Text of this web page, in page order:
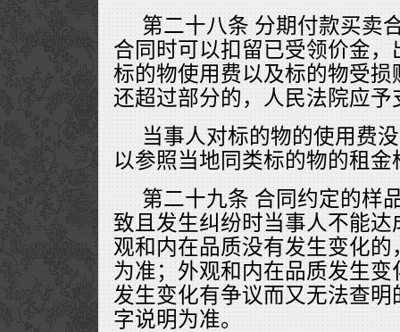
第二十八条 分期付款买卖
合同时可以扣留已受领价金
标的物使用费以及标的物受
还超过部分的，人民法院应予
当事人对标的物的使用费
以参照当地同类标的物的租金
第二十九条 合同约定的样
致且发生纠纷时当事人不能
观和内在品质没有发生变化
为准；外观和内在品质发生
发生变化有争议而又无法查
字说明为准。